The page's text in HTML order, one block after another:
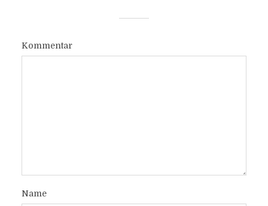
Kommentar
Name